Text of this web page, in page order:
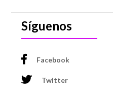
Síguenos
Facebook
Twitter